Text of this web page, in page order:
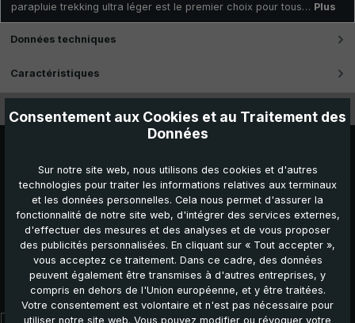
parapluie trekking ultra léger est le premier choix pour tous… Plus
Données techniques
Caractéristiques
Autres produits que vous pourriez aimer :
Consentement aux Cookies et au Traitement des
Données
Sur notre site web, nous utilisons des cookies et d'autres
technologies pour traiter les informations relatives aux terminaux
et les données personnelles. Cela nous permet d'assurer la
fonctionnalité de notre site web, d'intégrer des services externes,
d'effectuer des mesures et des analyses et de vous proposer
des publicités personnalisées. En cliquant sur « Tout accepter »,
vous acceptez ce traitement. Dans ce cadre, des données
peuvent également être transmises à d'autres entreprises, y
compris en dehors de l'Union européenne, et y être traitées.
Votre consentement est volontaire et n'est pas nécessaire pour
utiliser notre site web. Vous pouvez modifier ou révoquer votre